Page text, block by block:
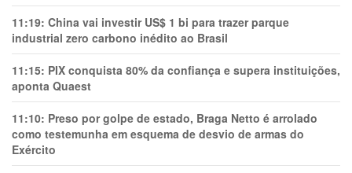
11:19: China vai investir US$ 1 bi para trazer parque
industrial zero carbono inédito ao Brasil
11:15: PIX conquista 80% da confiança e supera instituições,
aponta Quaest
11:10: Preso por golpe de estado, Braga Netto é arrolado
como testemunha em esquema de desvio de armas do
Exército